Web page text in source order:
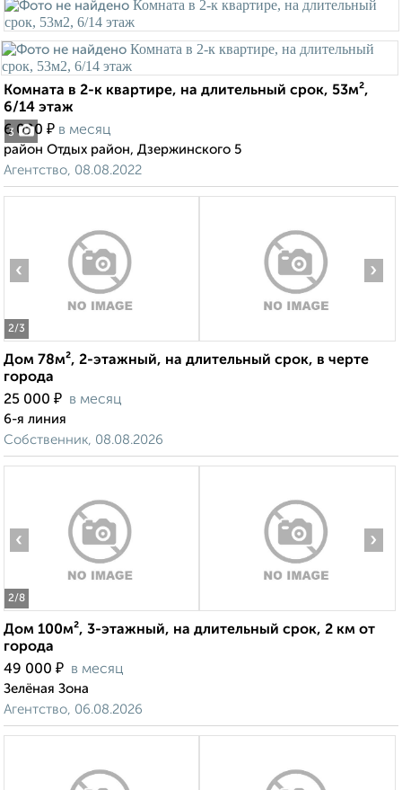
3
Комната в 2-к квартире, на длительный срок, 53м²,
6/14 этаж
6 000 ₽ в месяц
район Отдых район, Дзержинского 5
Агентство, 08.08.2022
2/3
‹ ›
Дом 78м², 2-этажный, на длительный срок, в черте
города
25 000 ₽ в месяц
6-я линия
Собственник, 08.08.2026
2/8
‹ ›
Дом 100м², 3-этажный, на длительный срок, 2 км от
города
49 000 ₽ в месяц
Зелёная Зона
Агентство, 06.08.2026